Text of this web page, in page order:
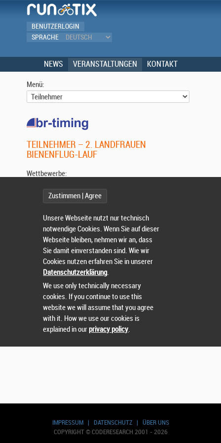
BENUTZERLOGIN
SPRACHE
NEWS VERANSTALTUNGEN KONTAKT
Menü:
TEILNEHMER – 2. LANDFRAUEN
BIENENFLUG-LAUF
IMPRESSUM| DATENSCHUTZ| ÜBER UNS
COPYRIGHT © CODERESEARCH 2001 - 2026
Wettbewerbe:
Suchen
Zustimmen | Agree
Unsere Webseite nutzt nur technisch
notwendige Cookies. Wenn Sie auf dieser
Webseite bleiben, nehmen wir an, dass
Sie damit einverstanden sind. Wie wir
Cookies nutzen erfahren Sie in unserer
Datenschutzerklärung.
We use only technically necessary
cookies. If you continue to use this
website we will assume that you agree
with it. How we use our cookies is
explained in ourprivacy policy.